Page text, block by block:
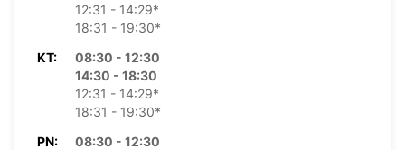
12:31 - 14:29*
18:31 - 19:30*
KT:
08:30 - 12:30
14:30 - 18:30
12:31 - 14:29*
18:31 - 19:30*
PN:
08:30 - 12:30